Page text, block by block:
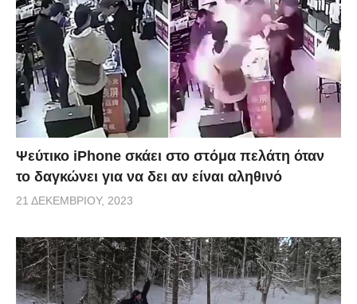
Ψεύτικο iPhone σκάει στο στόμα πελάτη όταν
το δαγκώνει για να δει αν είναι αληθινό
21 ΔΕΚΕΜΒΡΊΟΥ, 2023